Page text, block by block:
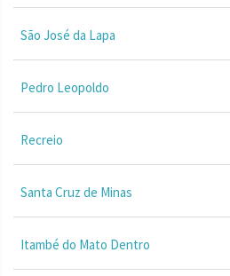
São José da Lapa
Pedro Leopoldo
Recreio
Santa Cruz de Minas
Itambé do Mato Dentro